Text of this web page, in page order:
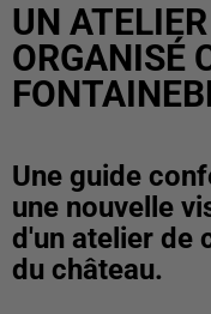
UN
ORGANISÉ
Une guide
une nouvelle
d'un atelier de
du château.